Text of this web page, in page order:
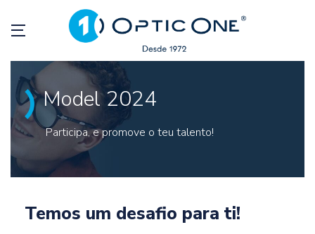
Model 2024
Participa, e promove o teu talento!
Temos um desafio para ti!